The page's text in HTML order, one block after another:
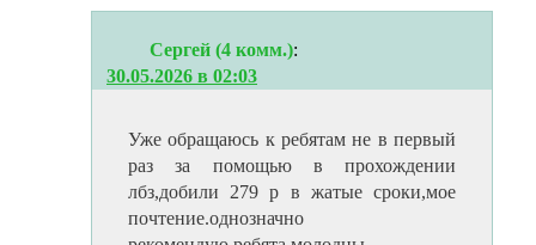
Сергей (4 комм.):
30.05.2026 в 02:03
Уже обращаюсь к ребятам не в первый
раз за помощью в прохождении
лбз,добили 279 р в жатые сроки,мое
почтение.однозначно